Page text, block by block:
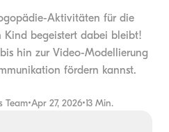
Aktivitäten für die
Kind begeistert dabei bleibt!
hin zur Video-Modellierung
fördern kannst.
Team•Apr 27, 2026•13 Min.